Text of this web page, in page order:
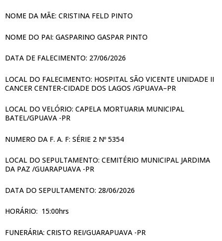
NOME DA MÃE: CRISTINA FELD PINTO
NOME DO PAI: GASPARINO GASPAR PINTO
DATA DE FALECIMENTO: 27/06/2026
LOCAL DO FALECIMENTO: HOSPITAL SÃO VICENTE UNIDADE II
CANCER CENTER-CIDADE DOS LAGOS /GPUAVA–PR
LOCAL DO VELÓRIO: CAPELA MORTUARIA MUNICIPAL
BATEL/GPUAVA -PR
NUMERO DA F. A. F: SÉRIE 2 Nº 5354
LOCAL DO SEPULTAMENTO: CEMITÉRIO MUNICIPAL JARDIMA
DA PAZ /GUARAPUAVA -PR
DATA DO SEPULTAMENTO: 28/06/2026
HORÁRIO: 15:00hrs
FUNERÁRIA: CRISTO REI/GUARAPUAVA -PR